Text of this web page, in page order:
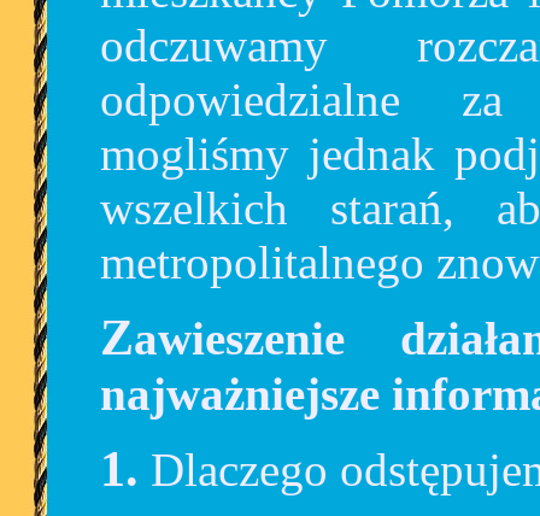
odczuwamy
odpowiedzialne
mogliśmy jednak
wszelkich starań,
metropolitalnego
Zawieszenie działania systemu MEVO –
najważniejsze
1. Dlaczego